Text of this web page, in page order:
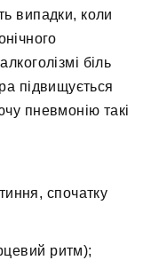
випадки, коли
біль
підвищується
пневмонію такі
спочатку
ритм);